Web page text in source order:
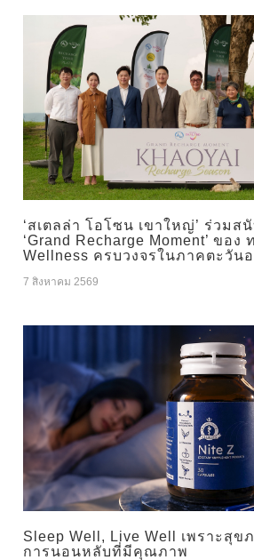
‘สเตลล่า โอโซน เขาใหญ่’ ร่วม
‘Grand Recharge Moment’ ของ
Wellness ครบวงจรในภาคตะวัน
7 สิงหาคม 2569
Sleep Well, Live Well เพราะสุข
การนอนหลับที่มีคุณภาพ